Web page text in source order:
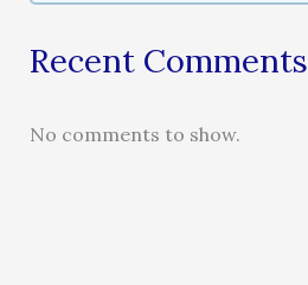
Recent Comments
No comments to show.